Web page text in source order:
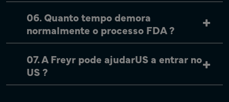
06. Quanto tempo demora
normalmente o processo FDA ?
07. A Freyr pode ajudarUS a entrar no
US ?